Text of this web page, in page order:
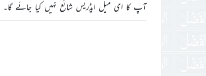
آپ کا ای میل ایڈریس شائع نہیں کیا جائے گا۔